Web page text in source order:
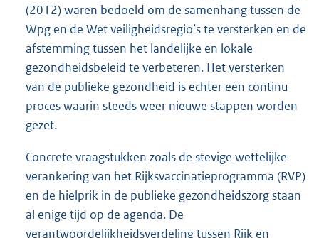
(2012) waren bedoeld om de samenhang tussen de
Wpg en de Wet veiligheidsregio’s te versterken en de
afstemming tussen het landelijke en lokale
gezondheidsbeleid te verbeteren. Het versterken
van de publieke gezondheid is echter een continu
proces waarin steeds weer nieuwe stappen worden
gezet.
Concrete vraagstukken zoals de stevige wettelijke
verankering van het Rijksvaccinatieprogramma (RVP)
en de hielprik in de publieke gezondheidszorg staan
al enige tijd op de agenda. De
verantwoordelijkheidsverdeling tussen Rijk en